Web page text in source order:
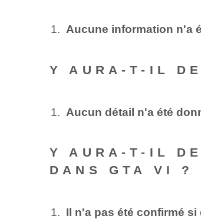
Aucune information n'a
Y AURA-T-IL
Aucun détail n'a été
Y AURA-T-IL
DANS GTA VI ?
Il n'a pas été confirmé